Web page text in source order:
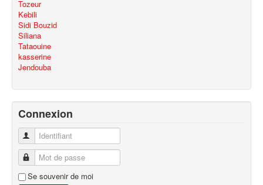
Tozeur
Kebili
Sidi Bouzid
Siliana
Tataouine
kasserine
Jendouba
Connexion
Identifiant
Mot de passe
Se souvenir de moi